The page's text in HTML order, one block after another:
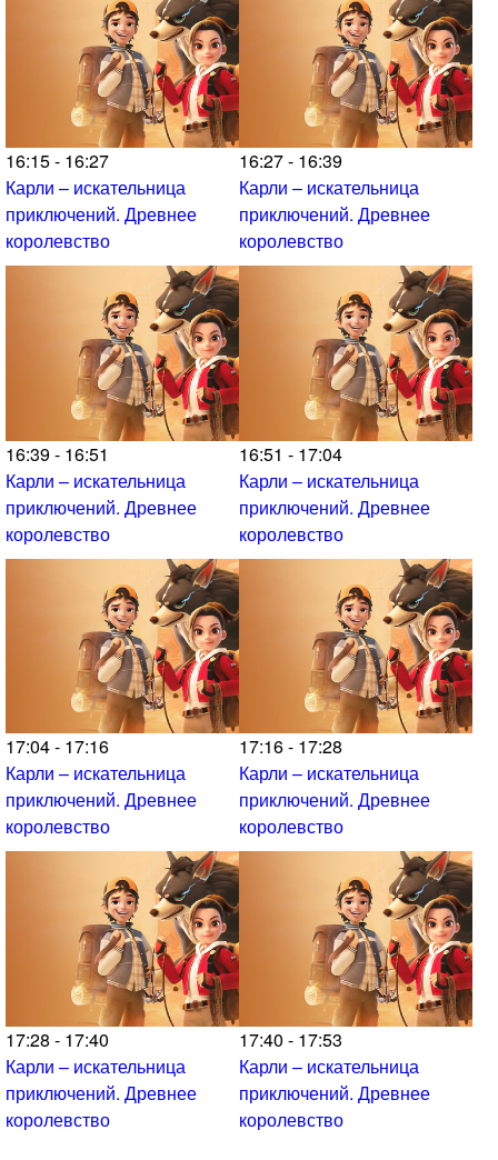
16:15 - 16:27
Карли – искательница
приключений. Древнее
королевство
16:27 - 16:39
Карли – искательница
приключений. Древнее
королевство
16:39 - 16:51
Карли – искательница
приключений. Древнее
королевство
16:51 - 17:04
Карли – искательница
приключений. Древнее
королевство
17:04 - 17:16
Карли – искательница
приключений. Древнее
королевство
17:16 - 17:28
Карли – искательница
приключений. Древнее
королевство
17:28 - 17:40
Карли – искательница
приключений. Древнее
королевство
17:40 - 17:53
Карли – искательница
приключений. Древнее
королевство